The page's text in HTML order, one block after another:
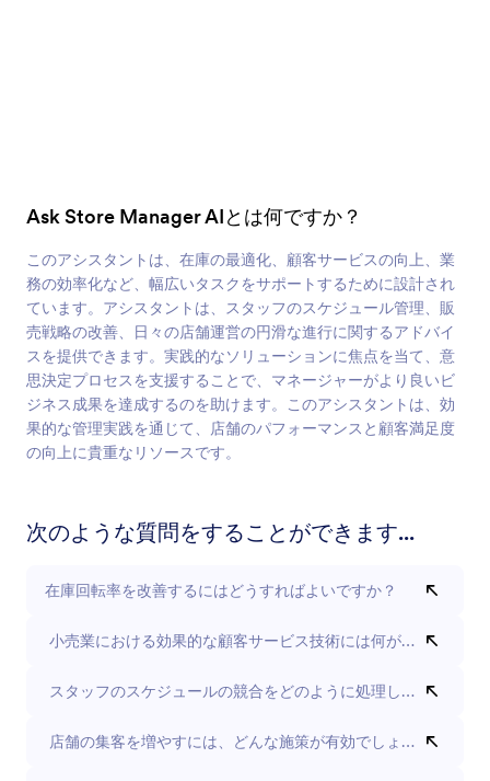
Ask Store Manager AIとは何ですか？
このアシスタントは、在庫の最適化、顧客サービスの向上、業
務の効率化など、幅広いタスクをサポートするために設計され
ています。アシスタントは、スタッフのスケジュール管理、販
売戦略の改善、日々の店舗運営の円滑な進行に関するアドバイ
スを提供できます。実践的なソリューションに焦点を当て、意
思決定プロセスを支援することで、マネージャーがより良いビ
ジネス成果を達成するのを助けます。このアシスタントは、効
果的な管理実践を通じて、店舗のパフォーマンスと顧客満足度
の向上に貴重なリソースです。
次のような質問をすることができます...
在庫回転率を改善するにはどうすればよいですか？
小売業における効果的な顧客サービス技術には何がありますか
スタッフのスケジュールの競合をどのように処理しますか？
店舗の集客を増やすには、どんな施策が有効でしょうか？